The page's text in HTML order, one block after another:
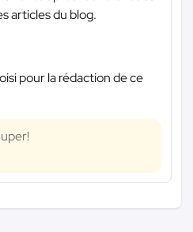
articles du blog.
pour la rédaction de ce